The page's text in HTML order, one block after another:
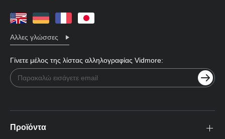
Αλλες γλώσσες
Γίνετε μέλος της λίστας αλληλογραφίας Vidmore:
Προϊόντα